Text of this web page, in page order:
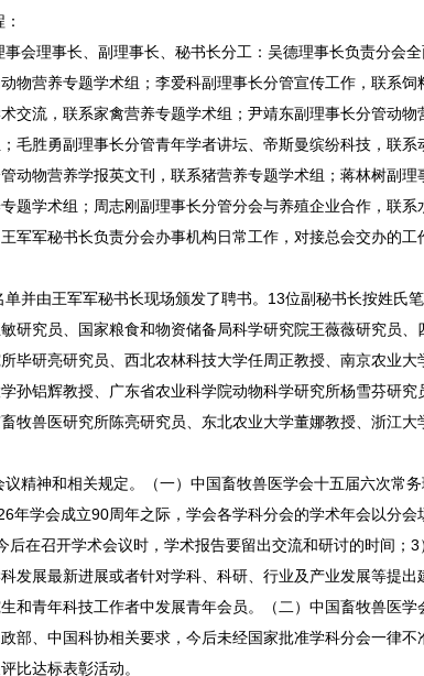
会理事长、副理事长、秘书长分工：吴德理事长负责分会
物营养专题学术组；李爱科副理事长分管宣传工作，联系饲
交流，联系家禽营养专题学术组；尹靖东副理事长分管动物
毛胜勇副理事长分管青年学者讲坛、帝斯曼缤纷科技，联系
动物营养学报英文刊，联系猪营养专题学术组；蒋林树副理
题学术组；周志刚副理事长分管分会与养殖企业合作，联系
军军秘书长负责分会办事机构日常工作，对接总会交办的工
并由王军军秘书长现场颁发了聘书。13位副秘书长按姓氏
研究员、国家粮食和物资储备局科学研究院王薇薇研究员、
毕研亮研究员、西北农林科技大学任周正教授、南京农业大
孙铝辉教授、广东省农业科学院动物科学研究所杨雪芬研究
牧兽医研究所陈亮研究员、东北农业大学董娜教授、浙江大
精神和相关规定。（一）中国畜牧兽医学会十五届六次常
年学会成立90周年之际，学会各学科分会的学术年会以分会
后在召开学术会议时，学术报告要留出交流和研讨的时间；
发展最新进展或者针对学科、科研、行业及产业发展等提出
和青年科技工作者中发展青年会员。（二）中国畜牧兽医学
部、中国科协相关要求，今后未经国家批准学科分会一律不
比达标表彰活动。